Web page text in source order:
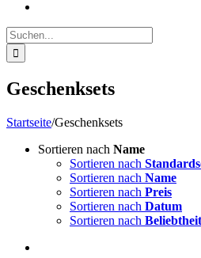
Suche
nach:
Geschenksets
Startseite/Geschenksets
Sortieren nach Name
Sortieren nach
Sortieren nach Name
Sortieren nach Preis
Sortieren nach Datum
Sortieren nach Beliebtheit